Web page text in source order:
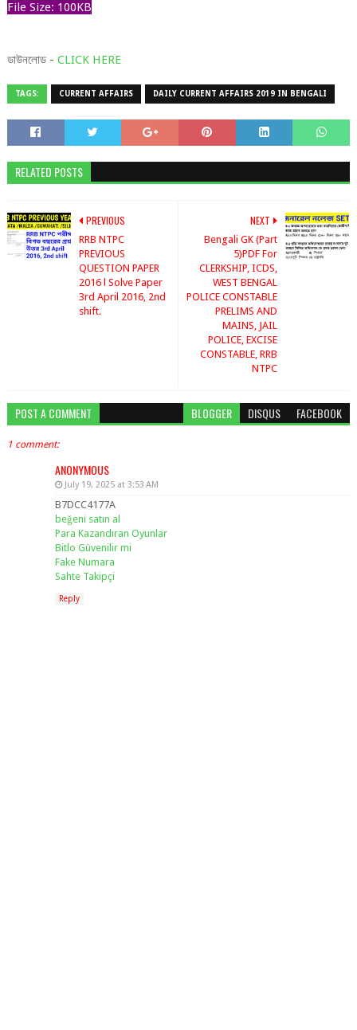
File Size: 100KB
ডাউনলোড - CLICK HERE
TAGS: CURRENT AFFAIRS DAILY CURRENT AFFAIRS 2019 IN BENGALI
RELATED POSTS
NEXT
Bengali GK (Part
5)PDF For
CLERKSHIP, ICDS,
WEST BENGAL
POLICE CONSTABLE
PRELIMS AND
MAINS, JAIL
POLICE, EXCISE
CONSTABLE, RRB
NTPC
PREVIOUS
RRB NTPC
PREVIOUS
QUESTION PAPER
2016 l Solve Paper
3rd April 2016, 2nd
shift.
POST A COMMENT BLOGGER DISQUS FACEBOOK
1 comment:
ANONYMOUS
July 19, 2025 at 3:53 AM
B7DCC4177A
beğeni satın al
Para Kazandıran Oyunlar
Bitlo Güvenilir mi
Fake Numara
Sahte Takipçi
Reply